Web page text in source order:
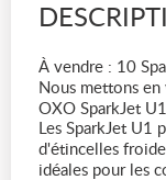
À vendre : 10
Nous mettons
OXO SparkJet
Les SparkJet U1
d'étincelles
idéales pour les